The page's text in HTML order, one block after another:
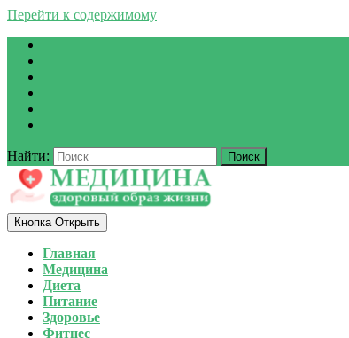
Перейти к содержимому
Найти:
Кнопка Открыть
Главная
Медицина
Диета
Питание
Здоровье
Фитнес